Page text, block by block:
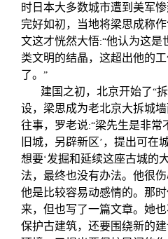
时日本大多数城市遭到美军
完好如初，当地将梁思成称作
文这才恍然大悟:“他认为这是
类文明的结晶，这超出他的
了。 ”
建国之初，北京开始了“
设，梁思成为老北京大拆城
往事，罗老说:“梁先生是非常
旧城，另辟新区’ ，提出可在
想要‘发掘和延续这座古城的
法，最终也没有办法。他很
他是比较容易动感情的。那
来，但也写了一篇文章。她
保护古建筑，还要围绕新的